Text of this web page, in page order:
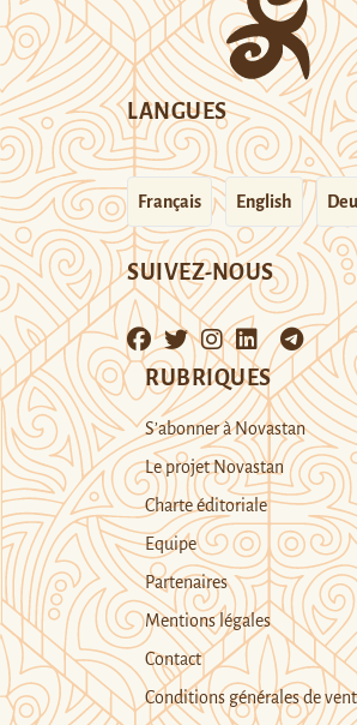
LANGUES
Français English
SUIVEZ-NOUS
RUBRIQUES
S’abonner à Novastan
Le projet Novastan
Charte éditoriale
Equipe
Partenaires
Mentions légales
Contact
Conditions générales de